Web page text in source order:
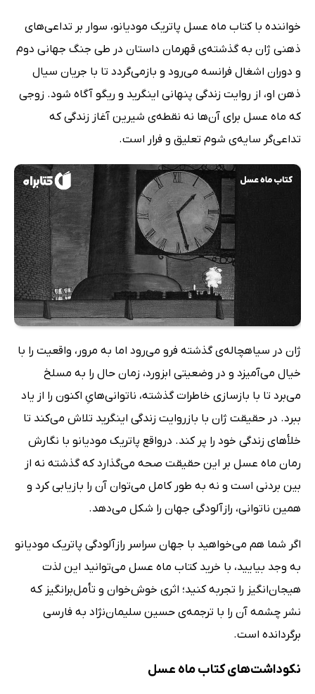
خواننده با کتاب ماه عسل پاتریک مودیانو، سوار بر تداعی‌های
ذهنی ژان به گذشته‌ی قهرمان داستان در طی جنگ جهانی دوم
و دوران اشغال فرانسه می‌رود و بازمی‌گردد تا با جریان سیال
ذهن او، از روایت زندگی پنهانی اینگرید و ریگو آگاه شود. زوجی
که ماه عسل برای آن‌ها نه نقطه‌ی شیرین آغاز زندگی که
تداعی‌گر سایه‌ی شوم تعلیق و فرار است.
ژان در سیاهچاله‌ی گذشته فرو می‌رود اما به مرور، واقعیت را با
خیال می‌آمیزد و در وضعیتی ابزورد، زمان حال را به مسلخ
می‌برد تا با بازسازی خاطرات گذشته، ناتوانی‌هایِ اکنون را از یاد
ببرد. در حقیقت ژان با بازروایت زندگی اینگرید تلاش می‌کند تا
خلأهای زندگی خود را پر کند. درواقع پاتریک مودیانو با نگارش
رمان ماه عسل بر این حقیقت صحه می‌گذارد که گذشته نه از
بین بردنی است و نه به طور کامل می‌توان آن را بازیابی کرد و
همین ناتوانی، رازآلودگی جهان را شکل می‌دهد.
اگر شما هم می‌خواهید با جهان سراسر رازآلودگی پاتریک مودیانو
به وجد بیایید، با خرید کتاب ماه عسل می‌توانید این لذت
هیجان‌انگیز را تجربه کنید؛ اثری خوش‌خوان و تأمل‌برانگیز که
نشر چشمه آن را با ترجمه‌ی حسین سلیمان‌نژاد به فارسی
برگردانده است.
نکوداشت‌های کتاب ماه عسل